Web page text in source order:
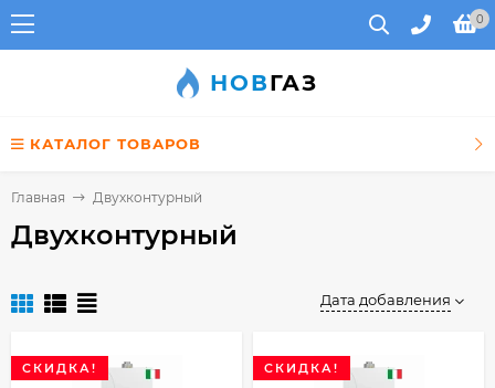
0
НОВГАЗ
КАТАЛОГ ТОВАРОВ
Главная Двухконтурный
Двухконтурный
Дата добавления
СКИДКА! СКИДКА!